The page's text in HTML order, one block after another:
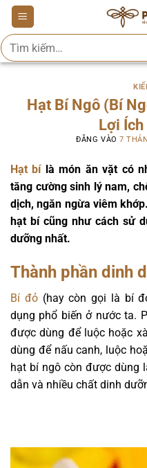
Bỏ
qua
nội
dung
Tìm
kiếm:
Hạt Bí Ngô (Bí
Lợi Ích
ĐĂNG VÀO7
Hạt bílà món ăn vặt có
tăng cường sinh lý nam,
dịch, ngăn ngừa viêm
hạt bí cũng như cách sử
dưỡng nhất.
Thành phần dinh
Bí đỏ(hay còn gọi là bí
dụng phổ biến ở nước ta.
được dùng để luộc hoặc
dùng để nấu canh, luộc
hạt bí ngô còn được dùng
dẫn và nhiều chất dinh